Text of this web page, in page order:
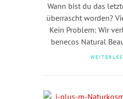
Wann bist du das
überrascht worden?
Kein Problem: Wir
benecos Natural